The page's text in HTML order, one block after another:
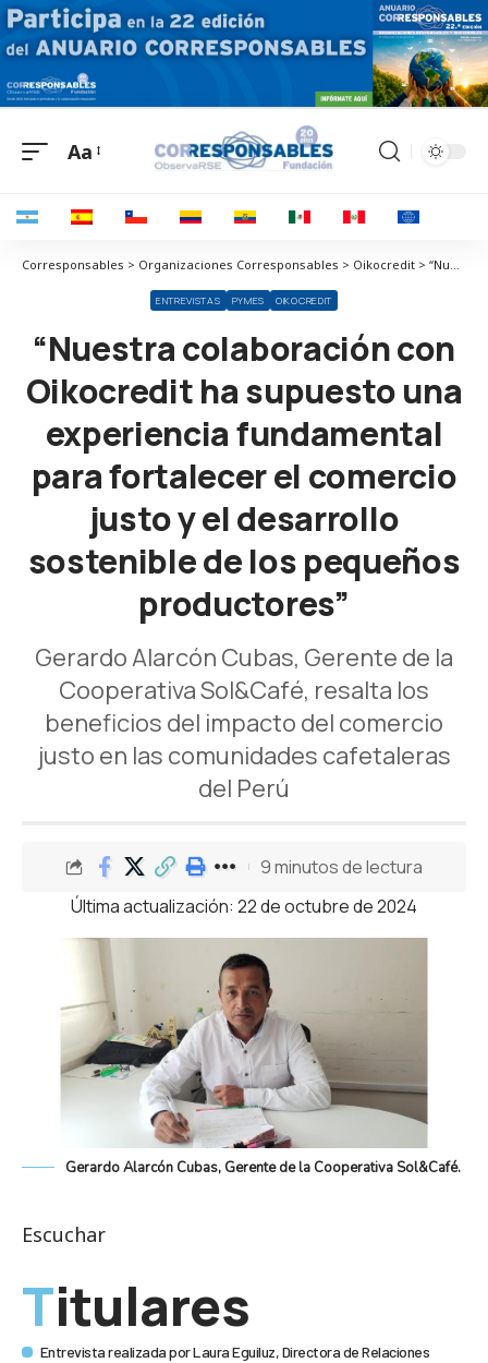
Aa
Corresponsables > Organizaciones Corresponsables > Oikocredit > “Nuestra colaboración con Oikocredit ha supuesto una experiencia fundamental para fortalecer el comercio justo y el desarrollo sostenible de los pequeños productores”
ENTREVISTAS PYMES OIKOCREDIT
“Nuestra colaboración con
Oikocredit ha supuesto una
experiencia fundamental
para fortalecer el comercio
justo y el desarrollo
sostenible de los pequeños
productores”
Gerardo Alarcón Cubas, Gerente de la
Cooperativa Sol&Café, resalta los
beneficios del impacto del comercio
justo en las comunidades cafetaleras
del Perú
Última actualización: 22 de octubre de 2024
9 minutos de lectura
Gerardo Alarcón Cubas, Gerente de la Cooperativa Sol&Café.
Escuchar
Titulares
Entrevista realizada por Laura Eguiluz, Directora de Relaciones